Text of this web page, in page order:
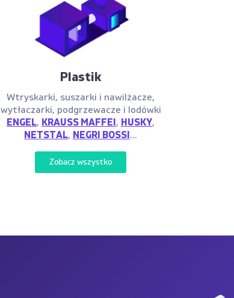
Plastik
Wtryskarki, suszarki i nawilżacze,
wytłaczarki, podgrzewacze i lodówki
ENGEL, KRAUSS MAFFEI , HUSKY,
NETSTAL, NEGRI BOSSI ...
Zobacz wszystko